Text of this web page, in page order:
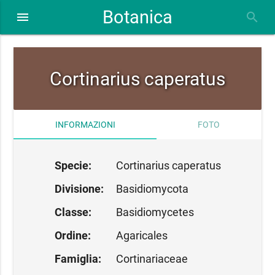
Botanica search
menu
Cortinarius caperatus
INFORMAZIONI FOTO
Specie:
Cortinarius caperatus
Divisione:
Basidiomycota
Classe:
Basidiomycetes
Ordine:
Agaricales
Famiglia:
Cortinariaceae